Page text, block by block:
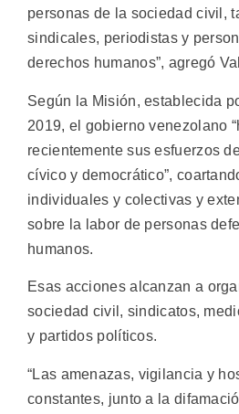
personas de la sociedad civil,
sindicales, periodistas y
derechos humanos”, agregó
Según la Misión, establecida
2019, el gobierno venezolano
recientemente sus esfuerzos
cívico y democrático”,
individuales y colectivas y
sobre la labor de personas
humanos.
Esas acciones alcanzan a
sociedad civil, sindicatos,
y partidos políticos.
“Las amenazas, vigilancia y
constantes, junto a la